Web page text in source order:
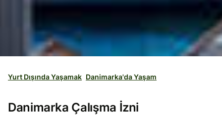
Yurt Dışında Yaşamak Danimarka'da Yaşam
Danimarka Çalışma İzni